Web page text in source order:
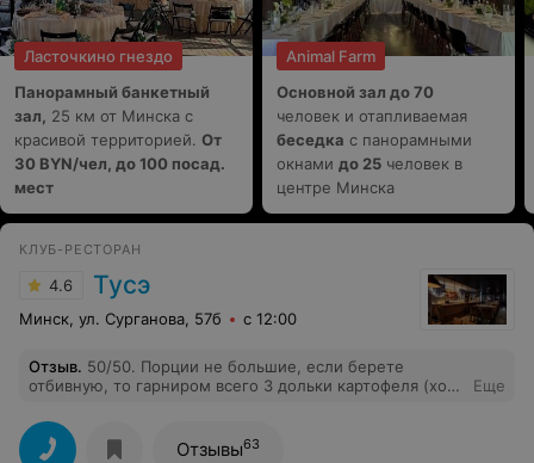
Ласточкино гнездо
Панорамный банкетный
зал,
25 км от Минска с
красивой территорией. От
30 BYN/чел, до 100 посад.
мест
Animal Farm
Основной зал до 70
человек и отапливаемая
беседка с панорамными
окнами до 25 человек в
центре Минска
КЛУБ-РЕСТОРАН
4.6 Тусэ
Минск, ул. Сурганова, 57б с 12:00
Отзыв. 50/50. Порции не большие, если берете
отбивную, то гарниром всего 3 дольки картофеля (хотя
дозаказать гарнир),видимо 3 дольками можно наестся,
про хлебную корзинку я вообще молчу..3 куска багета
Еще
Отзывы63